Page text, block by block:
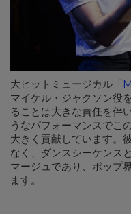
大ヒットミュージカル「
マイケル・ジャクソン役
ることは大きな責任を伴
うなパフォーマンスでこ
大きく貢献しています。
なく、ダンスシーケンス
マージュであり、ポップ
ます。